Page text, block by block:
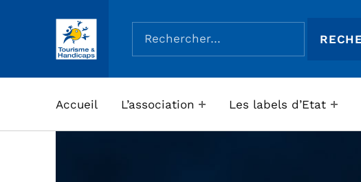
ASSOCIATION TOURISME ET HANDICAPS
Rechercher :
Accueil L’association Les labels d’Etat